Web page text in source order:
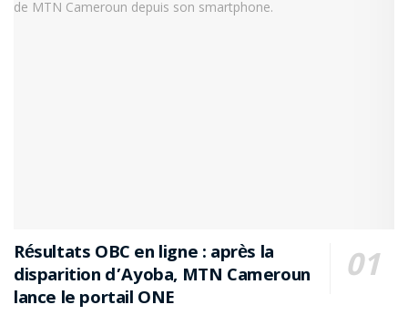
Résultats OBC en ligne : après la
disparition d’Ayoba, MTN Cameroun
lance le portail ONE